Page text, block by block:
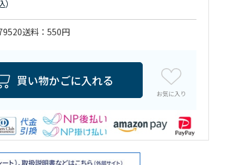
送料 550円
買い物かごに入れる
お気に入り